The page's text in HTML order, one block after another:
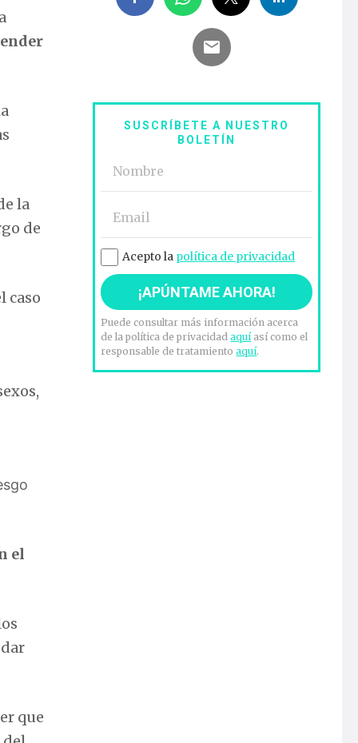
la
de
caso
el
que
SUSCRÍBETE A NUESTRO
BOLETÍN
Acepto la política de privacidad
Puede consultar más información acerca
de la política de privacidadaquíasí como el
responsable de tratamientoaquí.